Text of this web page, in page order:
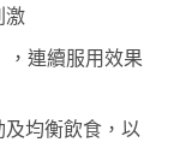
激
，連續服用效果
均衡飲食，以